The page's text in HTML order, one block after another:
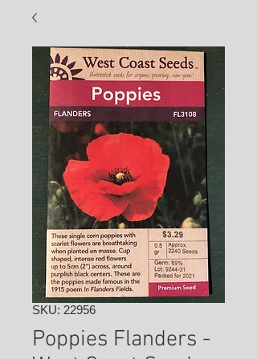
SKU: 22956
Poppies Flanders -